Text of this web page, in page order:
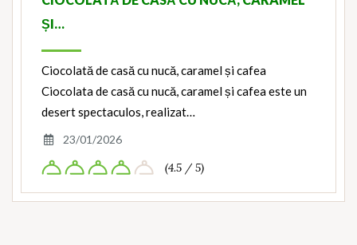
ȘI…
Ciocolată de casă cu nucă, caramel și cafea
Ciocolata de casă cu nucă, caramel și cafea este un
desert spectaculos, realizat…
23/01/2026
(4.5 / 5)